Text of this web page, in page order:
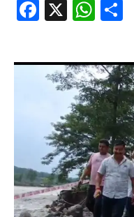
Facebook
X